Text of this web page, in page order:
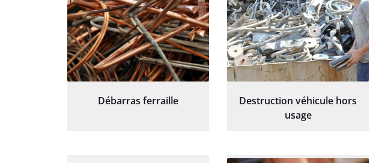
Débarras ferraille
Destruction véhicule hors
usage